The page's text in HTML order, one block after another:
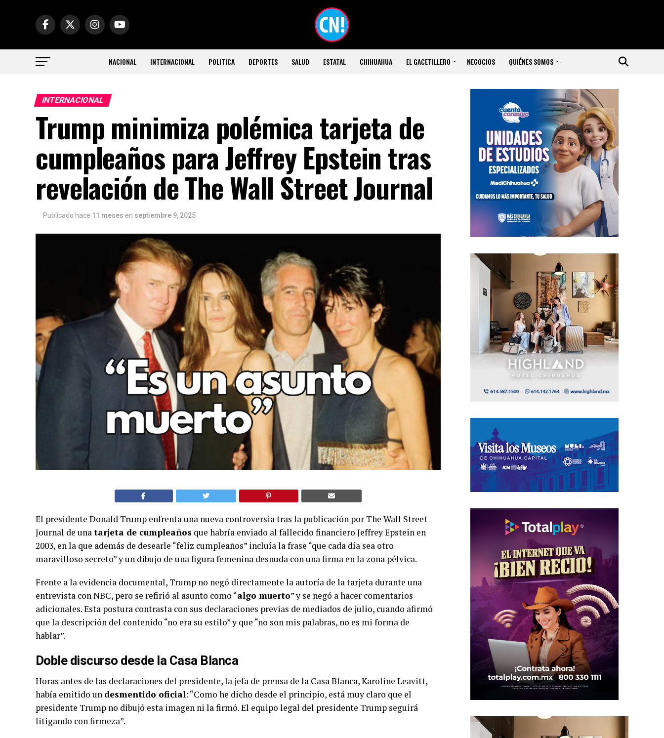
NACIONAL INTERNACIONAL POLITICA DEPORTES SALUD ESTATAL CHIHUAHUA EL GACETILLERO NEGOCIOS QUIÉNES SOMOS
INTERNACIONAL
Trump minimiza polémica tarjeta de
cumpleaños para Jeffrey Epstein tras
revelación de The Wall Street Journal
Publicado hace 11 meses en septiembre 9, 2025
El presidente Donald Trump enfrenta una nueva controversia tras la publicación por The Wall Street
Journal de unatarjeta de cumpleaños que habría enviado al fallecido financiero Jeffrey Epstein en
2003, en la que además de desearle “feliz cumpleaños” incluía la frase “que cada día sea otro
maravilloso secreto” y un dibujo de una figura femenina desnuda con una firma en la zona pélvica.
Frente a la evidencia documental, Trump no negó directamente la autoría de la tarjeta durante una
entrevista con NBC, pero se refirió al asunto como “algo muerto” y se negó a hacer comentarios
adicionales. Esta postura contrasta con sus declaraciones previas de mediados de julio, cuando afirmó
que la descripción del contenido “no era su estilo” y que “no son mis palabras, no es mi forma de
hablar”.
Doble discurso desde la Casa Blanca
Horas antes de las declaraciones del presidente, la jefa de prensa de la Casa Blanca, Karoline Leavitt,
había emitido un desmentido oficial: “Como he dicho desde el principio, está muy claro que el
presidente Trump no dibujó esta imagen ni la firmó. El equipo legal del presidente Trump seguirá
litigando con firmeza”.